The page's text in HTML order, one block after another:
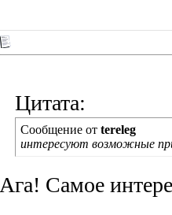
Цитата:
Сообщение от tereleg
интересуют возможные
Ага! Самое